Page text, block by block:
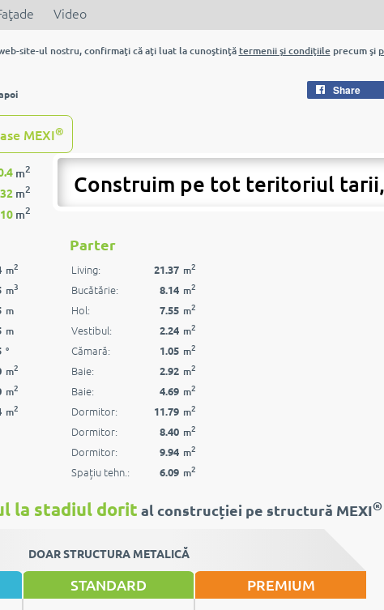
Video
site-ul nostru, confirmaţi că aţi luat la cunoştinţătermenii şi condiţiileprecum şi
Share
MEXI®
m2
m2
m2
Construim pe tot teritoriul tarii,
m2
m3
m
m
°
m2
m2
m2
Parter
Living: 21.37 m2
Bucătărie: 8.14 m2
Hol: 7.55 m2
Vestibul: 2.24 m2
Cămară: 1.05 m2
Baie: 2.92 m2
Baie: 4.69 m2
Dormitor: 11.79 m2
Dormitor: 8.40 m2
Dormitor: 9.94 m2
Spațiu tehn.: 6.09 m2
la stadiul dorit al construcției pe structură MEXI®
DOAR STRUCTURA METALICĂ
STANDARD PREMIUM